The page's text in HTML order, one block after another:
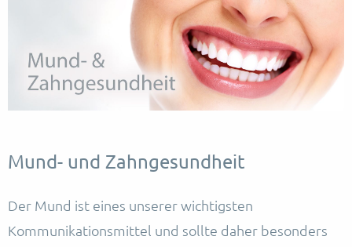
Mund- und Zahngesundheit
Der Mund ist eines unserer wichtigsten
Kommunikationsmittel und sollte daher besonders